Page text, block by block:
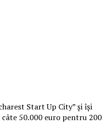
Start Up City” şi îşi
50.000 euro pentru 200